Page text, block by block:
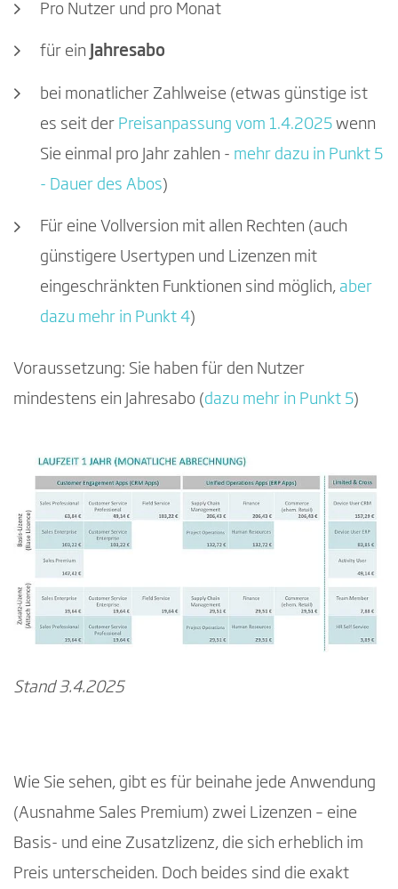
Pro Nutzer und pro Monat
für ein Jahresabo
bei monatlicher Zahlweise (etwas günstige ist
es seit der Preisanpassung vom 1.4.2025 wenn
Sie einmal pro Jahr zahlen - mehr dazu in Punkt 5
- Dauer des Abos)
Für eine Vollversion mit allen Rechten (auch
günstigere Usertypen und Lizenzen mit
eingeschränkten Funktionen sind möglich, aber
dazu mehr in Punkt 4)
Voraussetzung: Sie haben für den Nutzer
mindestens ein Jahresabo (dazu mehr in Punkt 5)
Stand 3.4.2025
Wie Sie sehen, gibt es für beinahe jede Anwendung
(Ausnahme Sales Premium) zwei Lizenzen – eine
Basis- und eine Zusatzlizenz, die sich erheblich im
Preis unterscheiden. Doch beides sind die exakt